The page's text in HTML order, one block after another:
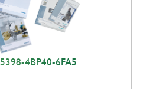
4BP40-6FA5